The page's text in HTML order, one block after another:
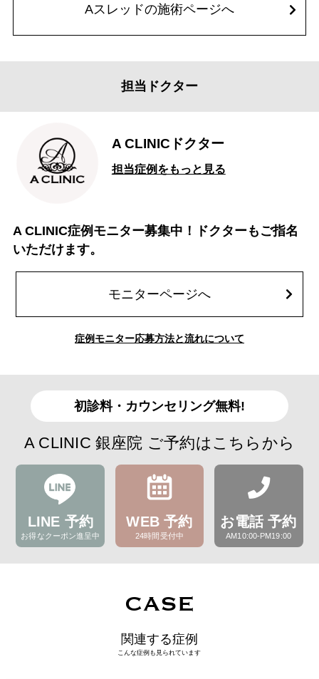
Aスレッドの施術ページへ
担当ドクター
A CLINICドクター
担当症例をもっと見る
A CLINIC症例モニター募集中！ドクターもご指名
いただけます。
モニターページへ
症例モニター応募方法と流れについて
初診料・カウンセリング無料!
A CLINIC 銀座院 ご予約はこちらから
LINE 予約
お得なクーポン進呈中
WEB 予約
24時間受付中
お電話 予約
AM10:00-PM19:00
CASE
関連する症例
こんな症例も見られています